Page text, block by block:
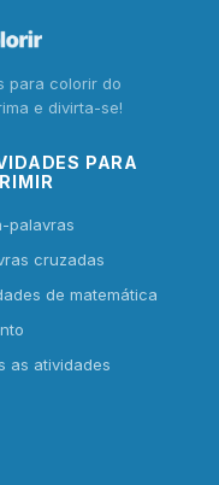
para colorir do
e divirta-se!
PARA
palavras
cruzadas
de matemática
as atividades